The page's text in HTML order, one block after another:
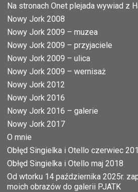
Na stronach Onet plejada wywiad z
Nowy Jork 2008
Nowy Jork 2009 – muzea
Nowy Jork 2009 – przyjaciele
Nowy Jork 2009 – ulica
Nowy Jork 2009 – wernisaż
Nowy Jork 2012
Nowy Jork 2016
Nowy Jork 2016 – galerie
Nowy Jork 2017
O mnie
Obłęd Singielka i Otello czerwiec
Obłęd Singielka i Otello maj 2018
Od wtorku 14 października 2025r.
moich obrazów do galerii PJATK